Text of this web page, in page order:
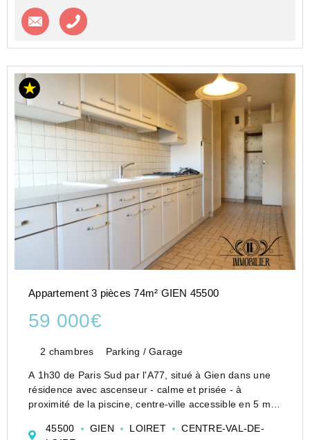
Contacter l'agence
Appartement 3 pièces 74m² GIEN 45500
59 000€
2 chambres Parking / Garage
A 1h30 de Paris Sud par l'A77, situé à Gien dans une
résidence avec ascenseur - calme et prisée - à
proximité de la piscine, centre-ville accessible en 5 min
Cet appartement de plain-pied à rafraichir, situé en rez-
45500 GIEN LOIRET
CENTRE-VAL-DE-